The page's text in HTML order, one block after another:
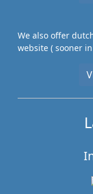
We also offer
website ( sooner